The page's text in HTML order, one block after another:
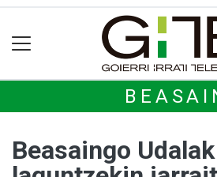
Beasaingo Udalak